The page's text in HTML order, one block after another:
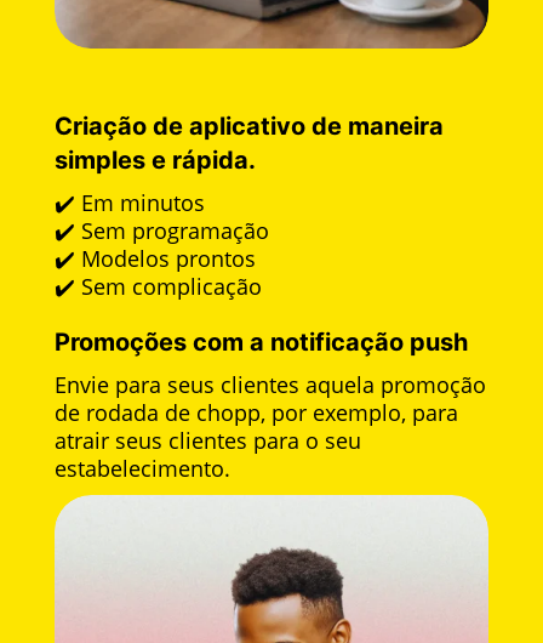
Criação de aplicativo de maneira
simples e rápida.
✔️ Em minutos
✔️ Sem programação
✔️ Modelos prontos
✔️ Sem complicação
Promoções com a notificação push
Envie para seus clientes aquela promoção
de rodada de chopp, por exemplo, para
atrair seus clientes para o seu
estabelecimento.